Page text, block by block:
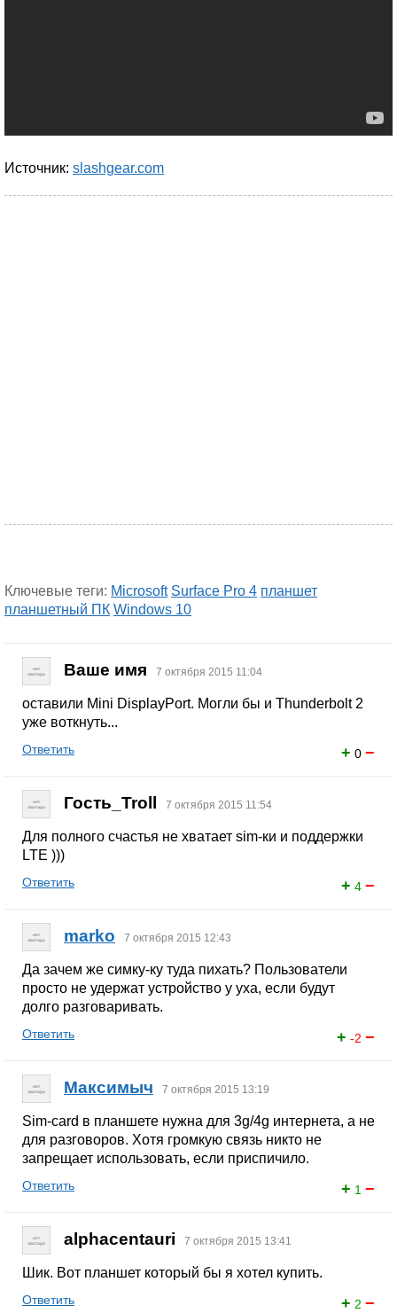
Источник: slashgear.com
Ключевые теги: Microsoft Surface Pro 4 планшет
планшетный ПК Windows 10
Ваше имя 7 октября 2015 11:04
оставили Mini DisplayPort. Могли бы и Thunderbolt 2
уже воткнуть...
+ 0 −
Ответить
Гость_Troll 7 октября 2015 11:54
Для полного счастья не хватает sim-ки и поддержки
LTE )))
+ 4 −
Ответить
marko 7 октября 2015 12:43
Да зачем же симку-ку туда пихать? Пользователи
просто не удержат устройство у уха, если будут
долго разговаривать.
+ -2 −
Ответить
Максимыч 7 октября 2015 13:19
Sim-card в планшете нужна для 3g/4g интернета, а не
для разговоров. Хотя громкую связь никто не
запрещает использовать, если приспичило.
+ 1 −
Ответить
alphacentauri 7 октября 2015 13:41
Шик. Вот планшет который бы я хотел купить.
+ 2 −
Ответить